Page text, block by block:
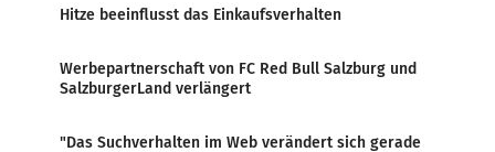
Hitze beeinflusst das Einkaufsverhalten
Werbepartnerschaft von FC Red Bull Salzburg und
SalzburgerLand verlängert
"Das Suchverhalten im Web verändert sich gerade